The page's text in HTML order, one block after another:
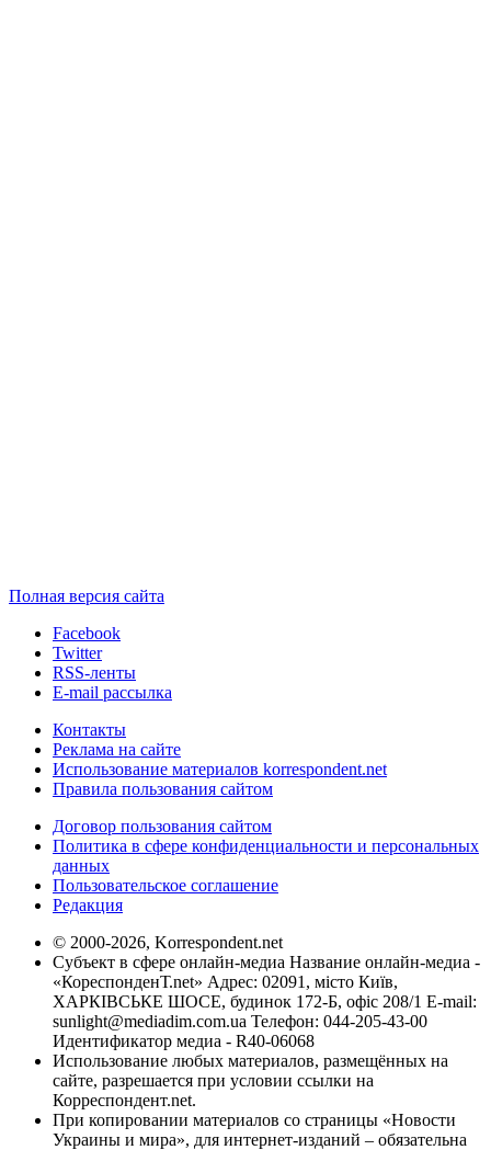
Полная версия сайта
Facebook
Twitter
RSS-ленты
E-mail рассылка
Контакты
Реклама на сайте
Использование материалов korrespondent.net
Правила пользования сайтом
Договор пользования сайтом
Политика в сфере конфиденциальности и персональных
данных
Пользовательское соглашение
Редакция
© 2000-2026, Korrespondent.net
Субъект в сфере онлайн-медиа Название онлайн-медиа -
«КореспонденТ.net» Адрес: 02091, місто Київ,
ХАРКІВСЬКЕ ШОСЕ, будинок 172-Б, офіс 208/1 E-mail:
sunlight@mediadim.com.ua Телефон: 044-205-43-00
Идентификатор медиа - R40-06068
Использование любых материалов, размещённых на
сайте, разрешается при условии ссылки на
Корреспондент.net.
При копировании материалов со страницы «Новости
Украины и мира», для интернет-изданий – обязательна